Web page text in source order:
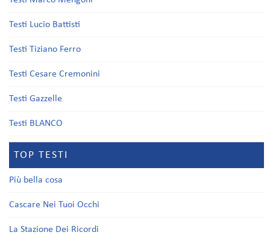
Testi Lucio Battisti
Testi Tiziano Ferro
Testi Cesare Cremonini
Testi Gazzelle
Testi BLANCO
TOP TESTI
Più bella cosa
Cascare Nei Tuoi Occhi
La Stazione Dei Ricordi